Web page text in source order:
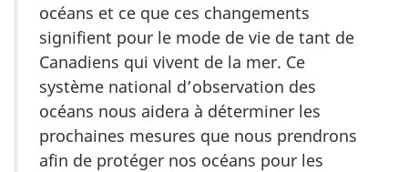
océans et ce que ces changements
signifient pour le mode de vie de tant de
Canadiens qui vivent de la mer. Ce
système national d’observation des
océans nous aidera à déterminer les
prochaines mesures que nous prendrons
afin de protéger nos océans pour les